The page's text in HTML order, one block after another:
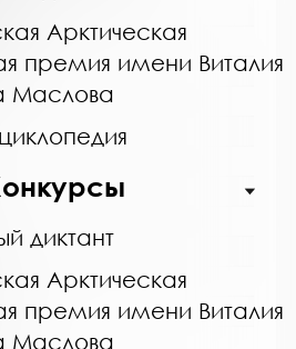
Арктическая
премия имени Виталия
Маслова
диктант
Арктическая
премия имени Виталия
Маслова